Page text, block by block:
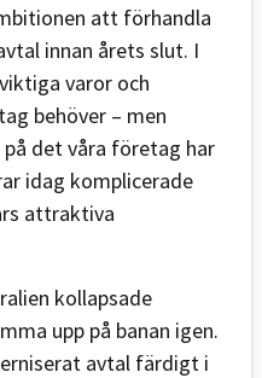
att förhandla
innan årets slut. I
varor och
behöver – men
det våra företag har
idag komplicerade
attraktiva
kollapsade
upp på banan igen.
avtal färdigt i